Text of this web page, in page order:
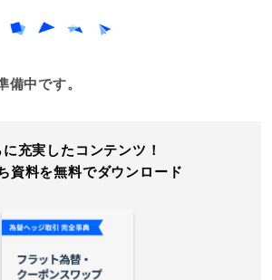
備中です。
に充実したコンテンツ！
資料を無料でダウンロード